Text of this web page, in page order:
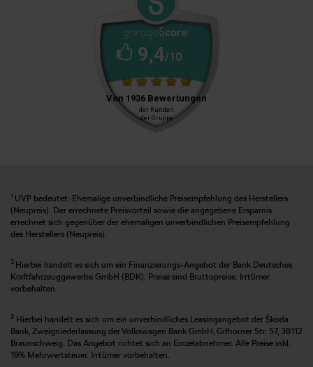
1 UVP bedeutet: Ehemalige unverbindliche Preisempfehlung des Herstellers
(Neupreis). Der errechnete Preisvorteil sowie die angegebene Ersparnis
errechnet sich gegenüber der ehemaligen unverbindlichen Preisempfehlung
des Herstellers (Neupreis).
2 Hierbei handelt es sich um ein Finanzierungs-Angebot der Bank Deutsches
Kraftfahrzeuggewerbe GmbH (BDK). Preise sind Bruttopreise. Irrtümer
vorbehalten.
3 Hierbei handelt es sich um ein unverbindliches Leasingangebot der Škoda
Bank, Zweigniederlassung der Volkswagen Bank GmbH, Gifhorner Str. 57, 38112
Braunschweig. Das Angebot richtet sich an Einzelabnehmer. Alle Preise inkl.
19% Mehrwertsteuer. Irrtümer vorbehalten.